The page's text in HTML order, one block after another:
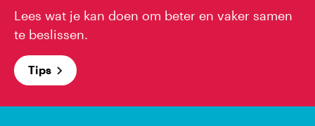
Lees wat je kan doen om beter en vaker samen
te beslissen.
Tips